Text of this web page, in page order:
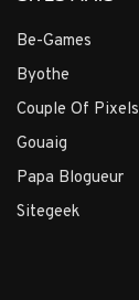
Be-Games
Byothe
Couple Of Pixels
Gouaig
Papa Blogueur
Sitegeek